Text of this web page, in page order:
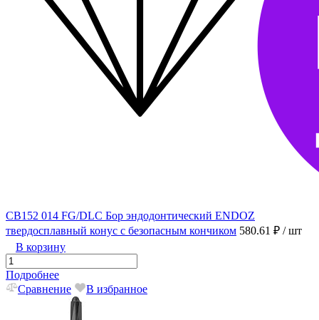
CB152 014 FG/DLC Бор эндодонтический ENDOZ
твердосплавный конус с безопасным кончиком 580.61 ₽ / шт
В корзину
Подробнее
Сравнение
В избранное